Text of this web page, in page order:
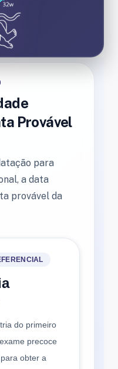
Provável
para
a data
provável da
do primeiro
precoce
obter a